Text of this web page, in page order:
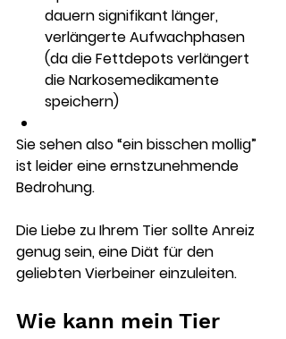
dauern signifikant länger,
verlängerte Aufwachphasen
(da die Fettdepots verlängert
die Narkosemedikamente
speichern)
Sie sehen also “ein bisschen mollig”
ist leider eine ernstzunehmende
Bedrohung.
Die Liebe zu Ihrem Tier sollte Anreiz
genug sein, eine Diät für den
geliebten Vierbeiner einzuleiten.
Wie kann mein Tier